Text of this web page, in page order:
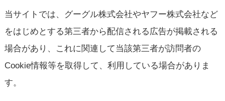
当サイトでは、グーグル株式会社やヤフー株式会社など
をはじめとする第三者から配信される広告が掲載される
場合があり、これに関連して当該第三者が訪問者の
Cookie情報等を取得して、利用している場合がありま
す。